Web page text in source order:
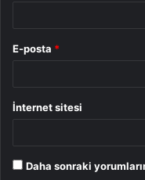
E-posta *
İnternet sitesi
Daha sonraki